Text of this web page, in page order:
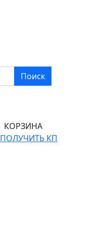
Поиск
КОРЗИНА
ПОЛУЧИТЬ КП